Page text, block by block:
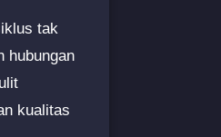
tak
hubungan
kualitas